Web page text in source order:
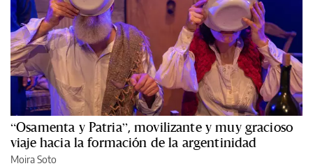
“Osamenta y Patria”, movilizante y muy gracioso
viaje hacia la formación de la argentinidad
Moira Soto